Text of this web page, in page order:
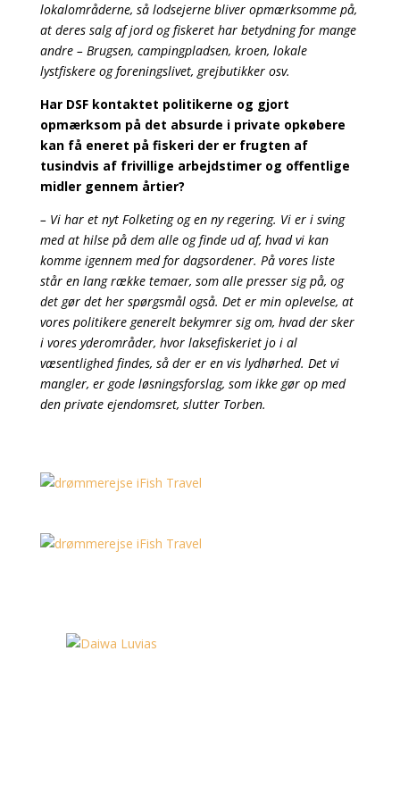
lokalområderne, så lodsejerne bliver opmærksomme på,
at deres salg af jord og fiskeret har betydning for mange
andre – Brugsen, campingpladsen, kroen, lokale
lystfiskere og foreningslivet, grejbutikker osv.
Har DSF kontaktet politikerne og gjort
opmærksom på det absurde i private opkøbere
kan få eneret på fiskeri der er frugten af
tusindvis af frivillige arbejdstimer og offentlige
midler gennem årtier?
– Vi har et nyt Folketing og en ny regering. Vi er i sving
med at hilse på dem alle og finde ud af, hvad vi kan
komme igennem med for dagsordener. På vores liste
står en lang række temaer, som alle presser sig på, og
det gør det her spørgsmål også. Det er min oplevelse, at
vores politikere generelt bekymrer sig om, hvad der sker
i vores yderområder, hvor laksefiskeriet jo i al
væsentlighed findes, så der er en vis lydhørhed. Det vi
mangler, er gode løsningsforslag, som ikke gør op med
den private ejendomsret, slutter Torben.